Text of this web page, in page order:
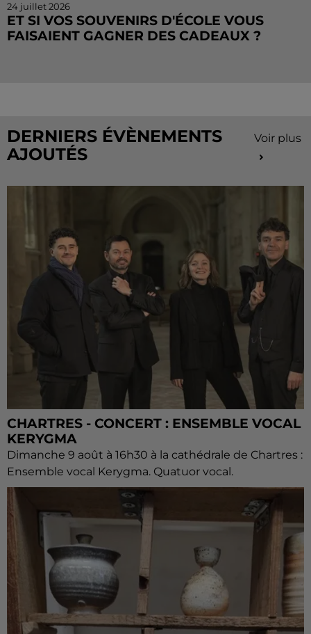
24 juillet 2026
ET SI VOS SOUVENIRS D'ÉCOLE VOUS
FAISAIENT GAGNER DES CADEAUX ?
DERNIERS ÉVÈNEMENTS
AJOUTÉS
Voir plus
CHARTRES - CONCERT : ENSEMBLE VOCAL
KERYGMA
Dimanche 9 août à 16h30 à la cathédrale de Chartres :
Ensemble vocal Kerygma. Quatuor vocal.